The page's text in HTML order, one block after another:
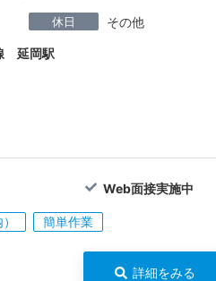
休日 その他
延岡駅
Web面接実施中
簡単作業
詳細をみる